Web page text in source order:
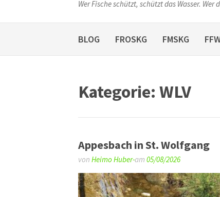
Wer Fische schützt, schützt das Wasser.
BLOG FROSKG FMSKG
Kategorie: WLV
Appesbach in St. Wolfgang
von Heimo Huber-am 05/08/2026